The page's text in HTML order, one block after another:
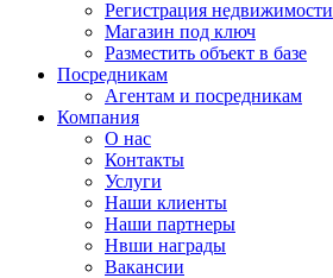
Регистрация недвижимости
Магазин под ключ
Разместить объект в базе
Посредникам
Агентам и посредникам
Компания
О нас
Контакты
Услуги
Наши клиенты
Наши партнеры
Нвши награды
Вакансии